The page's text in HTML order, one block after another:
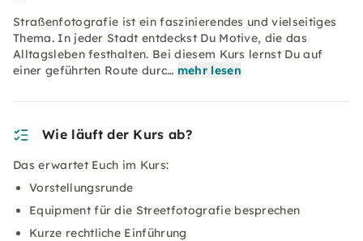
Straßenfotografie ist ein faszinierendes und vielseitiges
Thema. In jeder Stadt entdeckst Du Motive, die das
Alltagsleben festhalten. Bei diesem Kurs lernst Du auf
einer geführten Route durc… mehr lesen
Wie läuft der Kurs ab?
Das erwartet Euch im Kurs:
Vorstellungsrunde
Equipment für die Streetfotografie besprechen
Kurze rechtliche Einführung